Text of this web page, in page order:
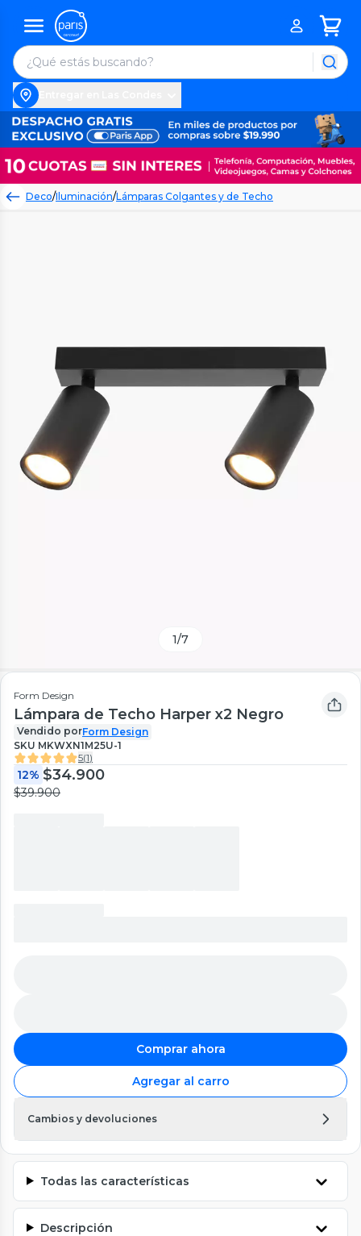
Deco/Iluminación/Lámparas Colgantes y de Techo
1/7
Form Design
Lámpara de Techo Harper x2 Negro
Vendido porForm Design
SKU MKWXN1M25U-1
5(1)
12% $34.900
$39.900
Comprar ahora
Agregar al carro
Cambios y devoluciones
Todas las características
Descripción